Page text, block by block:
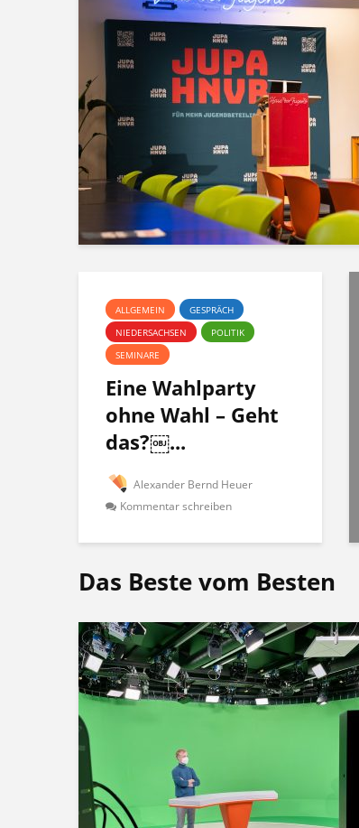
ALLGEMEIN
GESPRÄCH
NIEDERSACHSEN
POLITIK
SEMINARE
Eine Wahlparty
ohne Wahl – Geht
das?￼...
Alexander Bernd Heuer
Kommentar schreiben
Das Beste vom Besten